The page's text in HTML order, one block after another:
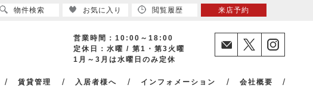
営業時間：10:00～18:00
定休日：水曜 / 第1・第3火曜
1月～3月は水曜日のみ定休
賃貸管理 入居者様へ インフォメーション 会社概要
物件検索 お気に入り 閲覧履歴 来店予約